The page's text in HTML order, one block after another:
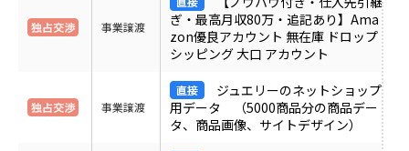
事業譲渡
ぎ・最高月収80万・追記あり】Ama
zon優良アカウント 無在庫 ドロップ
シッピング 大口 アカウント
事業譲渡
ジュエリーのネットショップ
用データ （5000商品分の商品デー
タ、商品画像、サイトデザイン）